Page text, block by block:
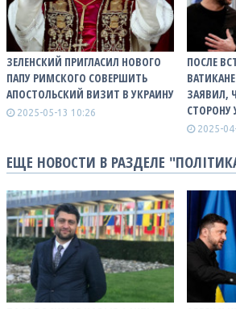
ЗЕЛЕНСКИЙ ПРИГЛАСИЛ НОВОГО
ПАПУ РИМСКОГО СОВЕРШИТЬ
АПОСТОЛЬСКИЙ ВИЗИТ В УКРАИНУ
2025-05-13 10:26
ПОСЛЕ
ЗАЯВИЛ,
СТОРОНУ
2025-
ЕЩЕ НОВОСТИ В РАЗДЕЛЕ